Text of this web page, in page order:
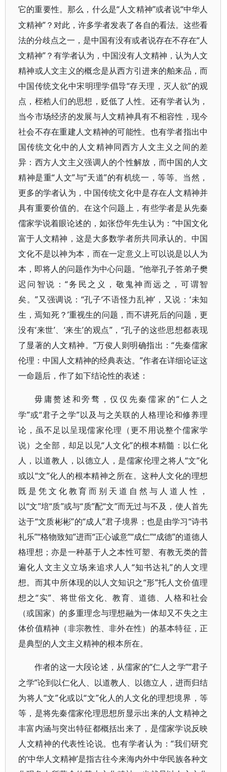
它的重要性。那么，什么是“人文精神”或者说“中华人
文精神”？对此，许多学者发表了各自的看法。这些看
法的分歧点之一，是中国有没有或者说存在不存在“人
文精神”？有学者认为，中国没有人文精神，认为人文
精神或人文主义的概念是从西方引进来的舶来品，而
中国传统文化中宋明理学倡导“存天理，灭人欲”的观
点，桎梏人们的思想，贬低了人性。还有学者认为，
当今市场经济的发展与人文精神具有不相容性，现今
社会不存在重建人文精神的可能性。也有学者指出中
国传统文化中的人文精神同西方人文主义之间的差
异：西方人文主义强调人的个性解放，而中国的人文
精神是重“人文”与“天道”的有机统一，等等。当然，
更多的学者认为，中国传统文化中是存在人文精神并
具有重要价值的。在这个问题上，有些学者是从先秦
儒家学说着眼论述的，如张岱年先生认为：“中国文化
富于人文精神，这是大多数学者所共同承认的。中国
文化不是以神为本，而在一定意义上可以说是以人为
本，即将人的问题作为中心问题。”他举孔子答弟子樊
迟问智说：“务民之义，敬鬼神而远之，可谓智
矣。”又强调说：“孔子‘不语怪力乱神’，又说：‘未知
生，焉知死？’重视生的问题，而不讲死后的问题，更
没有‘来世’、‘来生’的观点”，“孔子的这些思想都表现
了显著的人文精神。”万俊人则明确指出：“先秦儒家
伦理：中国人文精神的经典表达。”作者在详细论证这
一命题后，作了如下结论性的表述：
毋庸赘述和旁骛，仅仅先秦儒家的“仁人之
学”或“君子之学”以及与之关联的人格理论和修养理
论，虽不足以呈现儒家伦理（更不用说整个儒家学
说）之全部，却足以见“人文化”的根本精髓：以仁化
人，以道教人，以德立人，是儒家伦理之将人“文”化
或以“文”化人的根本精神之所在。这种人文化的理想
既是凭文化教育而别天道自然与人道人性，
以“文”培“质”或与“质”配“文”而无过与不及，使人首先
达于“文质彬彬”的“成人”君子境界；也是由学习“诗书
礼乐”“格物致知”进而“正心诚意”“成仁”“成德”的道德人
格理想；亦是一种基于人之本性可塑、有教无类的普
遍化人文主义立场来追求人人“知书达礼”的人文理
想。而其中所体现的以人文知识之“形”托人文价值理
想之“实”、将世俗文化、教育、道德、人格和社会
（或国家）的多重理念与理想融为一体却又不失之主
体价值精神（非宗教性、非外在性）的基本特征，正
是典型的人文主义精神的根本所在。
作者的这一大段论述，从儒家的“仁人之学”“君子
之学”论到以仁化人、以道教人、以德立人，进而归结
为将人“文”化或以“文”化人的人文化的理想境界，等
等，是将先秦儒家伦理思想所显示出来的人文精神之
丰富内涵与突出特征都概括出来了，是儒家学说反映
人文精神的代表性论说。也有学者认为：“我们研究
的‘中华人文精神’是指古往今来海内外中华民族各种文